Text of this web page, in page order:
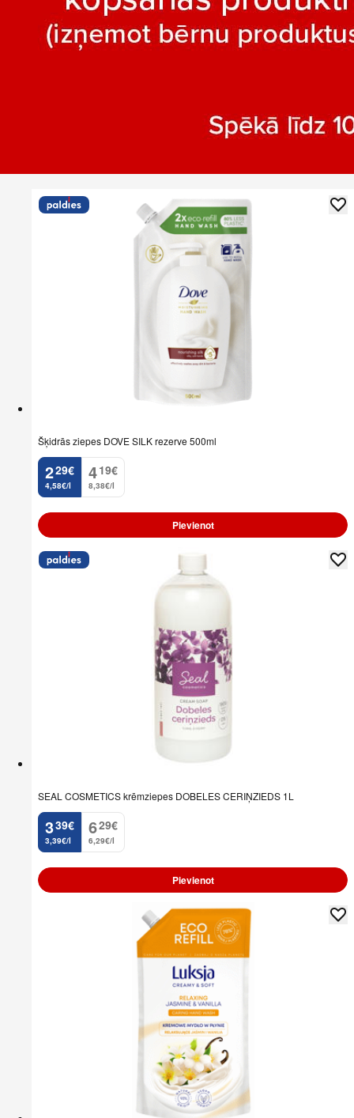
Šķidrās ziepes DOVE SILK rezerve 500ml
2
. 29€
4,58€/l
4
. 19€
8,38€/l
Pievienot
SEAL COSMETICS krēmziepes DOBELES CERIŅZIEDS 1L
3
. 39€
3,39€/l
6
. 29€
6,29€/l
Pievienot